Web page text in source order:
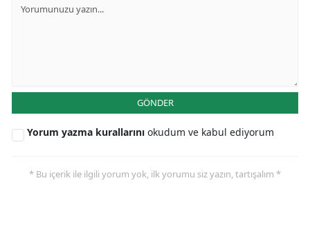
GÖNDER
Yorum yazma kurallarını okudum ve kabul ediyorum
* Bu içerik ile ilgili yorum yok, ilk yorumu siz yazın, tartışalım *